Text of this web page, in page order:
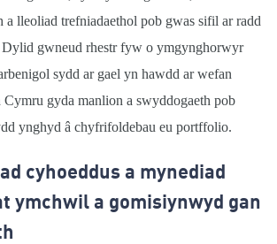
a lleoliad trefniadaethol pob gwas sifil ar radd
Dylid gwneud rhestr fyw o ymgynghorwyr
sydd ar gael yn hawdd ar wefan
gyda manlion a swyddogaeth pob
ynghyd â chyfrifoldebau eu portffolio.
cyhoeddus a mynediad
ymchwil a gomisiynwyd gan